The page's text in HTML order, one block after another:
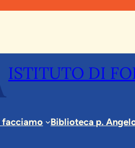
ISTITUTO DI
facciamo Biblioteca p.